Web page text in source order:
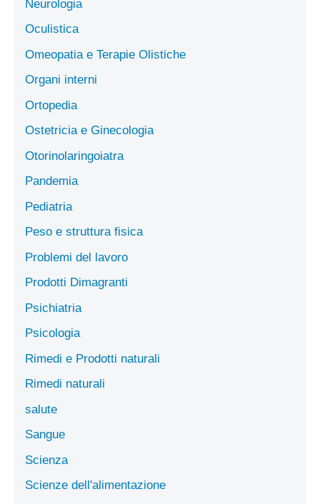
Neurologia
Oculistica
Omeopatia e Terapie Olistiche
Organi interni
Ortopedia
Ostetricia e Ginecologia
Otorinolaringoiatra
Pandemia
Pediatria
Peso e struttura fisica
Problemi del lavoro
Prodotti Dimagranti
Psichiatria
Psicologia
Rimedi e Prodotti naturali
Rimedi naturali
salute
Sangue
Scienza
Scienze dell'alimentazione